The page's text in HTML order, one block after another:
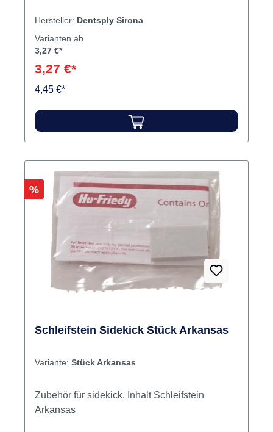
Hersteller: Dentsply Sirona
Varianten ab
3,27 €*
3,27 €*
4,45 €*
Rabatt
%
Schleifstein Sidekick Stück Arkansas
Variante: Stück Arkansas
Zubehör für sidekick. Inhalt Schleifstein
Arkansas